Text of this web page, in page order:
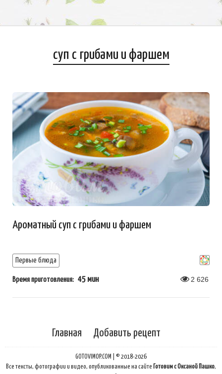
суп с грибами и фаршем
Ароматный суп с грибами и фаршем
Первые блюда
Время приготовления: 45 мин 2 626
Главная Добавить рецепт
GOTOVIMOP.COM | © 2018-2026
Все тексты, фотографии и видео, опубликованные на сайте Готовим с Оксаной Пашко,